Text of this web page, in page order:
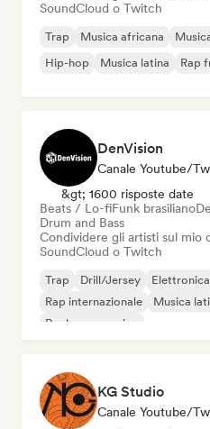
SoundCloud o Twitch
Trap Musica africana
Hip-hop
Musica latina Rap
DenVision
Canale Youtube/
&gt; 1600 risposte date
Beats / Lo-fiFunk brasiliano
Drum and Bass
Condividere gli artisti sul mio
SoundCloud o Twitch
Trap Drill/Jersey Elettronica
Rap internazionale
Musica
Rock progressivo
KG Studio